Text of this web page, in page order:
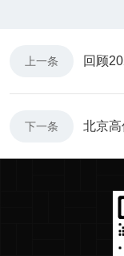
上一条 回顾
下一条